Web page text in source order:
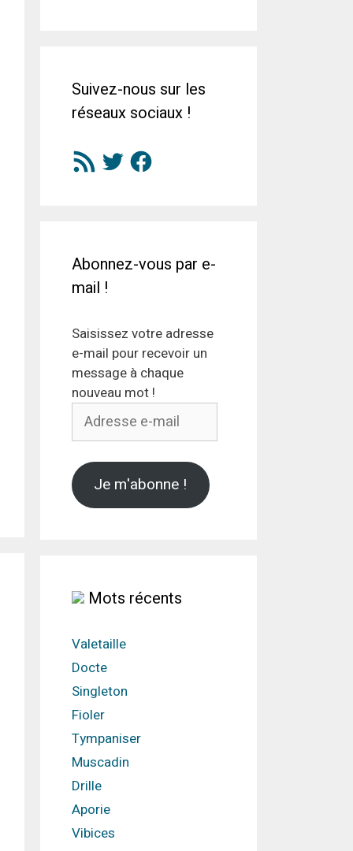
Suivez-nous sur les
réseaux sociaux !
Flux
RSS
TwitterFacebook
Abonnez-vous par e-
mail !
Saisissez votre adresse
e-mail pour recevoir un
message à chaque
nouveau mot !
Adresse
Je m'abonne !
Mots récents
Valetaille
Docte
Singleton
Fioler
Tympaniser
Muscadin
Drille
Aporie
Vibices